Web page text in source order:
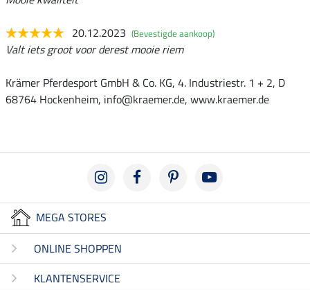
20.12.2023 (Bevestigde aankoop)
Valt iets groot voor derest mooie riem
Krämer Pferdesport GmbH & Co. KG, 4. Industriestr. 1 + 2, D
68764 Hockenheim, info@kraemer.de, www.kraemer.de
MEGA STORES
ONLINE SHOPPEN
KLANTENSERVICE